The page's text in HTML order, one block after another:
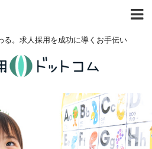
る。求人採用を成功に導くお手伝い